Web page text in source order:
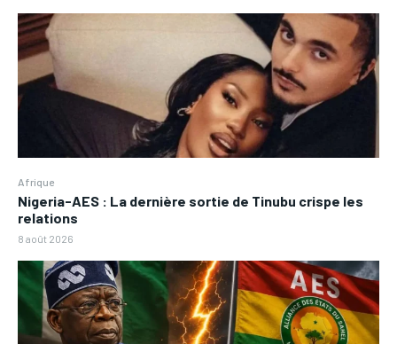
Afrique
Nigeria-AES : La dernière sortie de Tinubu crispe les
relations
8 août 2026